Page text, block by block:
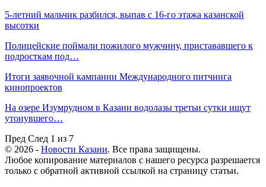
5-летний мальчик разбился, выпав с 16-го этажа казанской
высотки
Полицейские поймали пожилого мужчину, пристававшего к
подросткам под…
Итоги заявочной кампании Международного питчинга
кинопроектов
На озере Изумрудном в Казани водолазы третьи сутки ищут
утонувшего…
Пред След 1 из 7
© 2026 - Новости Казани. Все права защищены.
Любое копирование материалов с нашего ресурса разрешается
только с обратной активной ссылкой на страницу статьи.